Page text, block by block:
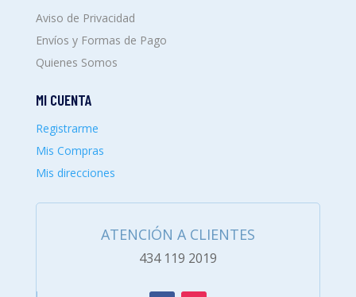
Aviso de Privacidad
Envíos y Formas de Pago
Quienes Somos
MI CUENTA
Registrarme
Mis Compras
Mis direcciones
ATENCIÓN A CLIENTES
434 119 2019